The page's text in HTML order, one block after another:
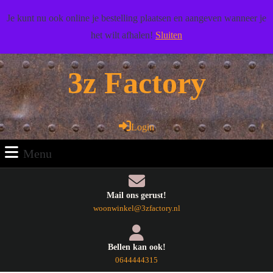
naar
Wij wensen u veel woonplezier toe!
Facebook
PinterestRSS Twitter
3z Factory
LoginLogin
Menu
Mail ons gerust!
woonwinkel@3zfactory.nlE-
Bellen kan ook!
0644444315
Je kunt nu ook online je bestelling plaatsen en aangeven wanneer je
het wilt afhalen! Sluiten